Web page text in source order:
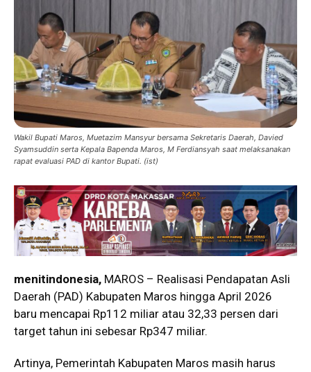
Wakil Bupati Maros, Muetazim Mansyur bersama Sekretaris Daerah, Davied
Syamsuddin serta Kepala Bapenda Maros, M Ferdiansyah saat melaksanakan
rapat evaluasi PAD di kantor Bupati. (ist)
menitindonesia, MAROS – Realisasi Pendapatan Asli
Daerah (PAD) Kabupaten Maros hingga April 2026
baru mencapai Rp112 miliar atau 32,33 persen dari
target tahun ini sebesar Rp347 miliar.
Artinya, Pemerintah Kabupaten Maros masih harus